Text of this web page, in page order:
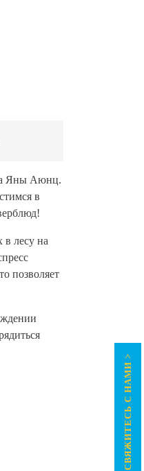
Яны Аюнц.
в
лесу на
позволяет
СВЯЖИТЕСЬ С НАМИ >